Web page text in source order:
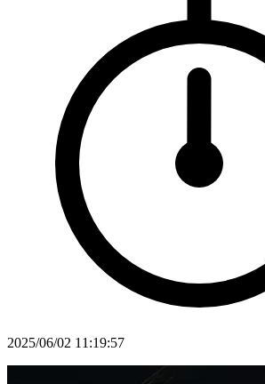
2025/06/02 11:19:57